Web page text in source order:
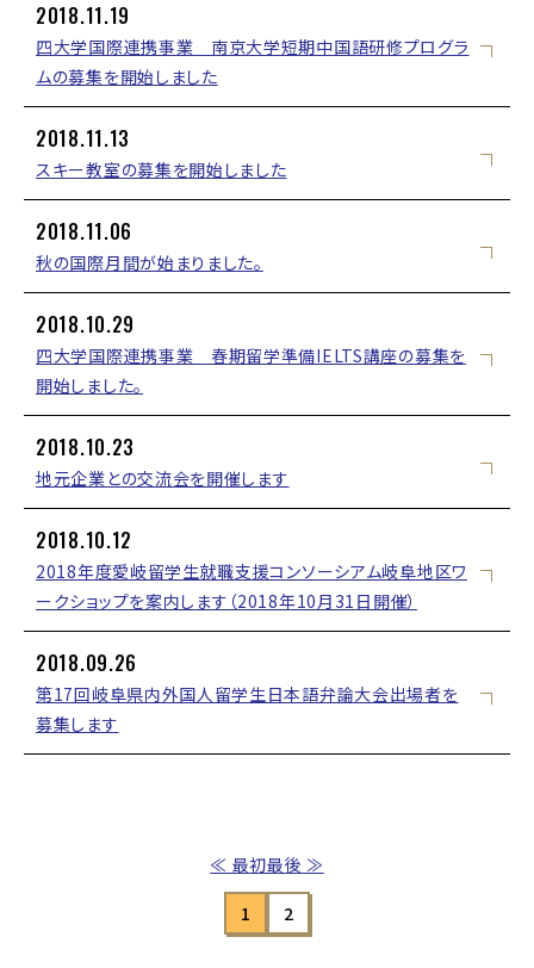
2018.11.19
四大学国際連携事業 南京大学短期中国語研修プログラ
ムの募集を開始しました
2018.11.13
スキー教室の募集を開始しました
2018.11.06
秋の国際月間が始まりました。
2018.10.29
四大学国際連携事業 春期留学準備IELTS講座の募集を
開始しました。
2018.10.23
地元企業との交流会を開催します
2018.10.12
2018年度愛岐留学生就職支援コンソーシアム岐阜地区ワ
ークショップを案内します（2018年10月31日開催）
2018.09.26
第17回岐阜県内外国人留学生日本語弁論大会出場者を
募集します
≪ 最初
1 2
最後 ≫